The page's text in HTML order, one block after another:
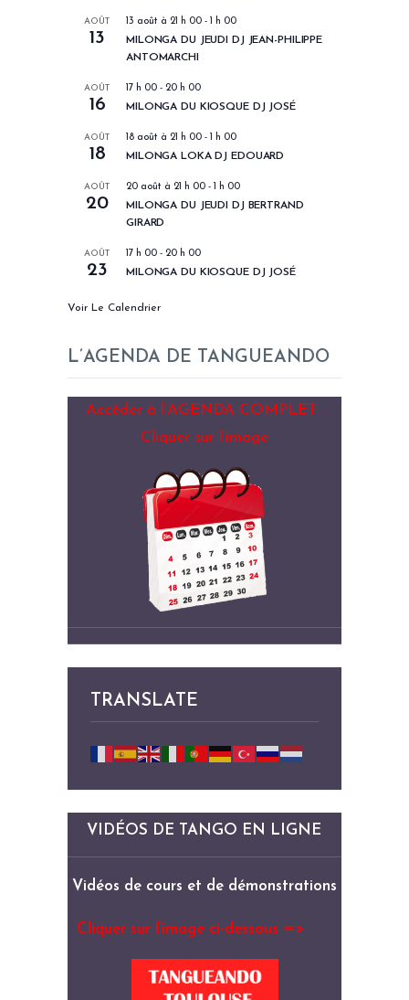
AOÛT
13
13 août à 21 h 00 - 1 h 00
MILONGA DU JEUDI DJ JEAN-PHILIPPE
ANTOMARCHI
AOÛT
16
17 h 00 - 20 h 00
MILONGA DU KIOSQUE DJ JOSÉ
AOÛT
18
18 août à 21 h 00 - 1 h 00
MILONGA LOKA DJ EDOUARD
AOÛT
20
20 août à 21 h 00 - 1 h 00
MILONGA DU JEUDI DJ BERTRAND
GIRARD
AOÛT
23
17 h 00 - 20 h 00
MILONGA DU KIOSQUE DJ JOSÉ
Voir Le Calendrier
L’AGENDA DE TANGUEANDO
Accéder à l’AGENDA COMPLET :
Cliquer sur l’image
TRANSLATE
VIDÉOS DE TANGO EN LIGNE
Vidéos de cours et de démonstrations
Cliquer sur l’image ci-dessous =>